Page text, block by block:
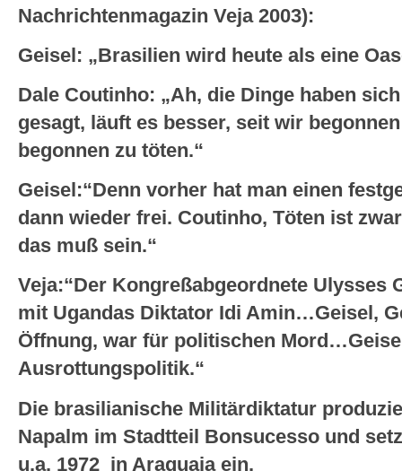
Nachrichtenmagazin Veja 2003):
Geisel: „Brasilien wird heute als eine
Dale Coutinho: „Ah, die Dinge haben
gesagt, läuft es besser, seit wir
begonnen zu töten.“
Geisel:“Denn vorher hat man einen
dann wieder frei. Coutinho, Töten ist
das muß sein.“
Veja:“Der Kongreßabgeordnete Ulysses
mit Ugandas Diktator Idi Amin…Geisel,
Öffnung, war für politischen
Ausrottungspolitik.“
Die brasilianische Militärdiktatur
Napalm im Stadtteil Bonsucesso und
u.a. 1972 in Araguaia ein.